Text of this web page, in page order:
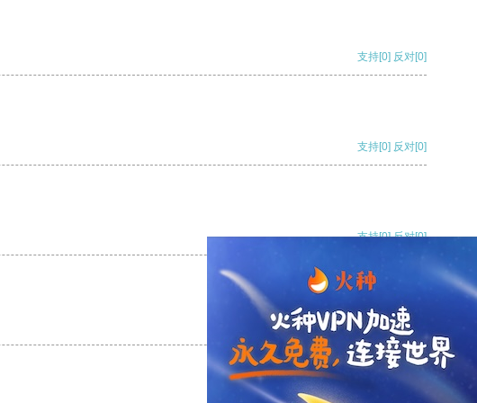
支持[0] 反对[0]
支持[0] 反对[0]
支持[0] 反对[0]
支持[0] 反对